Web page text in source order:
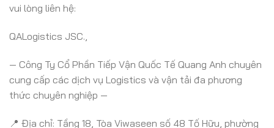
vui lòng liên hệ:
QALogistics JSC.,
— Công Ty Cổ Phần Tiếp Vận Quốc Tế Quang Anh chuyên
cung cấp các dịch vụ Logistics và vận tải đa phương
thức chuyên nghiệp —
📍 Địa chỉ: Tầng 18, Tòa Viwaseen số 48 Tố Hữu, phường